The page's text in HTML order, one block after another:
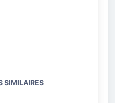
SIMILAIRES